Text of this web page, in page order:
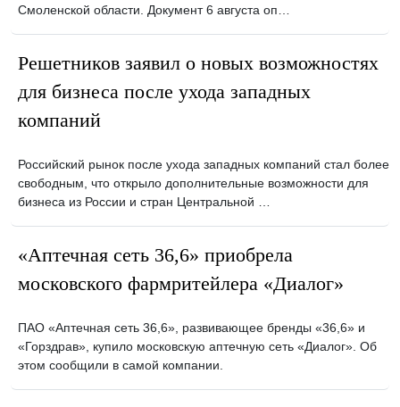
Смоленской области. Документ 6 августа оп…
Решетников заявил о новых возможностях
для бизнеса после ухода западных
компаний
Российский рынок после ухода западных компаний стал более
свободным, что открыло дополнительные возможности для
бизнеса из России и стран Центральной …
«Аптечная сеть 36,6» приобрела
московского фармритейлера «Диалог»
ПАО «Аптечная сеть 36,6», развивающее бренды «36,6» и
«Горздрав», купило московскую аптечную сеть «Диалог». Об
этом сообщили в самой компании.